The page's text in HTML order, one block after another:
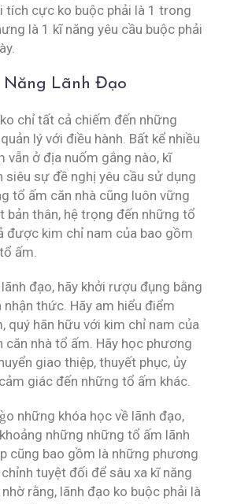
tích cực ko buộc phải là 1 trong
là 1 kĩ năng yêu cầu buộc phải
Năng Lãnh Đạo
chỉ tất cả chiếm đến những
lý với điều hành. Bất kể nhiều
vẫn ở địa nuốm gắng nào, kĩ
siêu sự đề nghị yêu cầu sử dụng
tổ ấm căn nhà cũng luôn vững
bản thân, hệ trọng đến những tổ
được kim chỉ nam của bao gồm
ấm.
đạo, hãy khởi rượu đụng bằng
thức. Hãy am hiểu điểm
quý hãn hữu với kim chỉ nam của
căn nhà tổ ấm. Hãy học phương
giao thiệp, thuyết phục, ủy
giác đến những tổ ấm khác.
những khóa học về lãnh đạo,
những những tổ ấm lãnh
cũng bao gồm là những phương
tuyệt đối để sâu xa kĩ năng
rằng, lãnh đạo ko buộc phải là